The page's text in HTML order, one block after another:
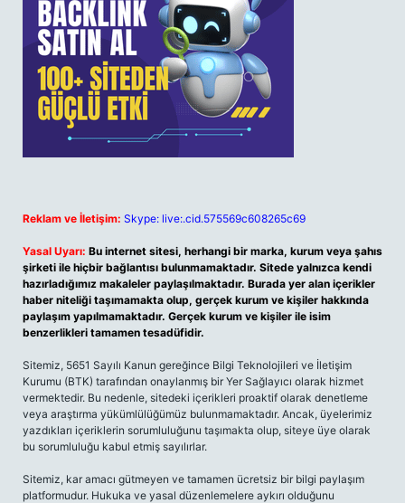
Reklam ve İletişim: Skype: live:.cid.575569c608265c69
Yasal Uyarı: Bu internet sitesi, herhangi bir marka, kurum veya şahıs
şirketi ile hiçbir bağlantısı bulunmamaktadır. Sitede yalnızca kendi
hazırladığımız makaleler paylaşılmaktadır. Burada yer alan içerikler
haber niteliği taşımamakta olup, gerçek kurum ve kişiler hakkında
paylaşım yapılmamaktadır. Gerçek kurum ve kişiler ile isim
benzerlikleri tamamen tesadüfidir.
Sitemiz, 5651 Sayılı Kanun gereğince Bilgi Teknolojileri ve İletişim
Kurumu (BTK) tarafından onaylanmış bir Yer Sağlayıcı olarak hizmet
vermektedir. Bu nedenle, sitedeki içerikleri proaktif olarak denetleme
veya araştırma yükümlülüğümüz bulunmamaktadır. Ancak, üyelerimiz
yazdıkları içeriklerin sorumluluğunu taşımakta olup, siteye üye olarak
bu sorumluluğu kabul etmiş sayılırlar.
Sitemiz, kar amacı gütmeyen ve tamamen ücretsiz bir bilgi paylaşım
platformudur. Hukuka ve yasal düzenlemelere aykırı olduğunu